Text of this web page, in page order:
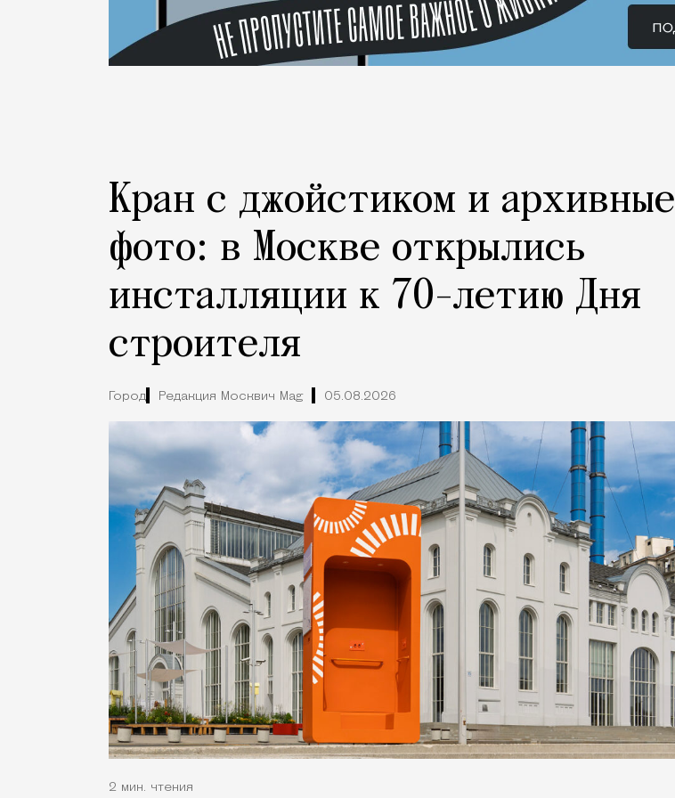
Кран с джойстиком и архивные
фото: в Москве открылись
инсталляции к 70-летию Дня
строителя
Город Редакция Москвич Mag 05.08.2026
2 мин. чтения